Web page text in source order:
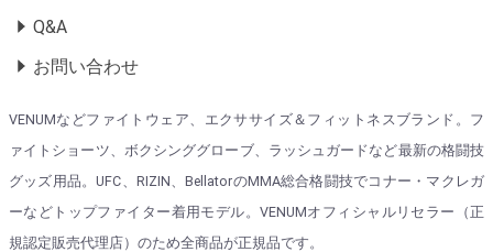
Q&A
お問い合わせ
VENUMなどファイトウェア、エクササイズ＆フィットネスブランド。フ
ァイトショーツ、ボクシンググローブ、ラッシュガードなど最新の格闘技
グッズ用品。UFC、RIZIN、BellatorのMMA総合格闘技でコナー・マクレガ
ーなどトップファイター着用モデル。VENUMオフィシャルリセラー（正
規認定販売代理店）のため全商品が正規品です。